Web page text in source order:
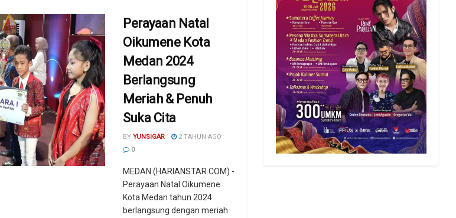
Perayaan Natal
Oikumene Kota
Medan 2024
Berlangsung
Meriah & Penuh
Suka Cita
BY YUNSIGAR
2 TAHUN AGO
0
MEDAN (HARIANSTAR.COM) -
Perayaan Natal Oikumene
Kota Medan tahun 2024
berlangsung dengan meriah